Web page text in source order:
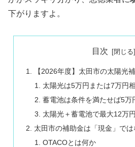
下がりますよ。
目次
【2026年度】太田市の太陽光
太陽光は5万円または7万円
蓄電池は条件を満たせば5万
太陽光＋蓄電池で最大12万
太田市の補助金は「現金」で
OTACOとは何か